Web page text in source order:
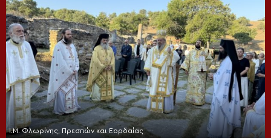
Ι.Μ. Φλωρίνης, Πρεσπών και Εορδαίας